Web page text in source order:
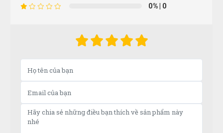
0%| 0
VH
Vũ Hoàng
(Đánh giá 1 năm trước)
Bảo hành nhanh gọn, hướng dẫn sử dụng chi tiết